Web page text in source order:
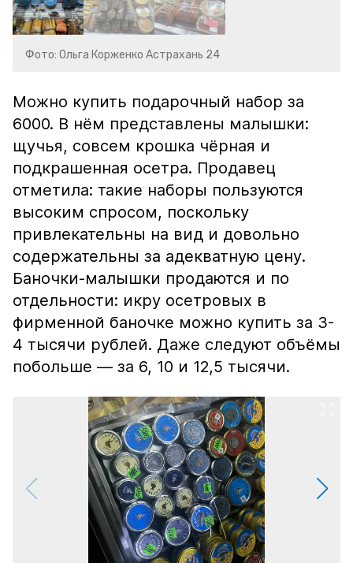
Фото: Ольга Корженко Астрахань 24
Можно купить подарочный набор за
6000. В нём представлены малышки:
щучья, совсем крошка чёрная и
подкрашенная осетра. Продавец
отметила: такие наборы пользуются
высоким спросом, поскольку
привлекательны на вид и довольно
содержательны за адекватную цену.
Баночки-малышки продаются и по
отдельности: икру осетровых в
фирменной баночке можно купить за 3-
4 тысячи рублей. Даже следуют объёмы
побольше — за 6, 10 и 12,5 тысячи.